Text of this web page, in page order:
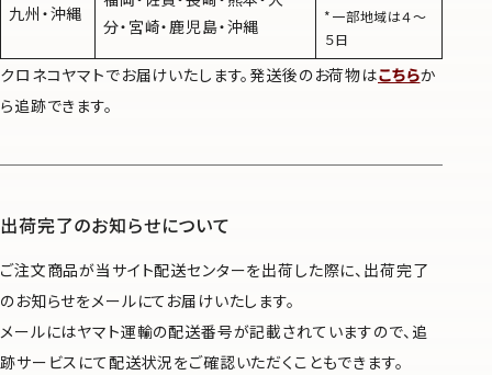
九州・沖縄
分・宮崎・鹿児島・沖縄
*一部地域は４〜
５日
クロネコヤマトでお届けいたします。発送後のお荷物はこちらか
ら追跡できます。
出荷完了のお知らせについて
ご注文商品が当サイト配送センターを出荷した際に、出荷完了
のお知らせをメールにてお届けいたします。
メールにはヤマト運輸の配送番号が記載されていますので、追
跡サービスにて配送状況をご確認いただくこともできます。